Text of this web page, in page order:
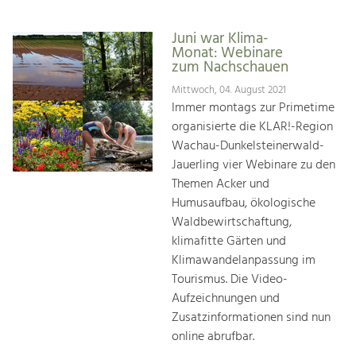
Juni war Klima-
Monat: Webinare
zum Nachschauen
Mittwoch, 04. August 2021
Immer montags zur Primetime
organisierte die KLAR!-Region
Wachau-Dunkelsteinerwald-
Jauerling vier Webinare zu den
Themen Acker und
Humusaufbau, ökologische
Waldbewirtschaftung,
klimafitte Gärten und
Klimawandelanpassung im
Tourismus. Die Video-
Aufzeichnungen und
Zusatzinformationen sind nun
online abrufbar.